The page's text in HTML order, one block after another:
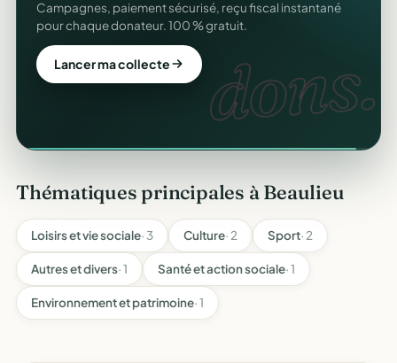
Une page publique élégante et un site de collecte, prêts
en cinq minutes. Sans webmaster.
Créer mon site gratuit dons.
Campagnes, paiement sécurisé, reçu fiscal instantané
pour chaque donateur. 100 % gratuit.
Lancer ma collecte
Thématiques principales à Beaulieu
Loisirs et vie sociale· 3 Culture· 2 Sport· 2
Autres et divers· 1 Santé et action sociale· 1
Environnement et patrimoine· 1